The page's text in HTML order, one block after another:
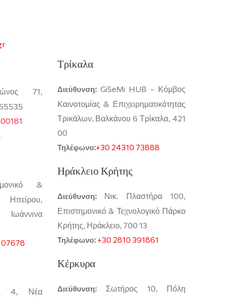
71,
&
Ηπείρου,
Ιωάννινα
07678
4, Νέα
Τρίκαλα
Διεύθυνση:GiSeMi HUB – Κόμβος
Καινοτομίας & Επιχειρηματικότητας
Τρικάλων, Βαλκάνου 6 Τρίκαλα, 421
00
Τηλέφωνο:+30 24310 73888
Ηράκλειο Κρήτης
Διεύθυνση:Νικ. Πλαστήρα 100,
Επιστημονικό & Τεχνολογικό Πάρκο
Κρήτης, Ηράκλειο, 700 13
Τηλέφωνο: +30 2810 391861
Κέρκυρα
Διεύθυνση:Σωτήρος 10, Πόλη